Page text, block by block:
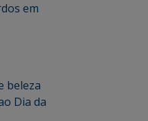
em
beleza
Dia da